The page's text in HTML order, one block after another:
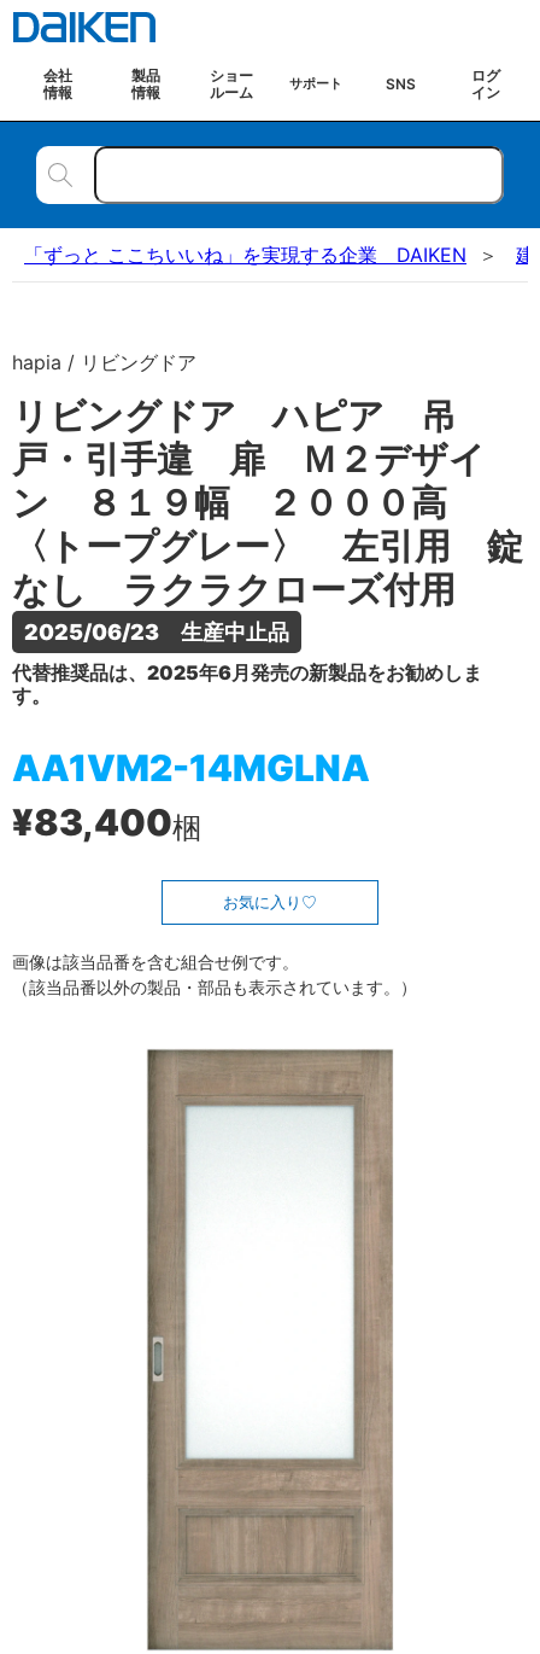
会社
情報
製品
情報
ショー
ルーム
サポート SNS
ログ
イン
「ずっと ここちいいね」を実現する企業 DAIKEN 建
hapia / リビングドア
リビングドア ハピア 吊
戸・引手違 扉 Ｍ２デザイ
ン ８１９幅 ２０００高
〈トープグレー〉 左引用 錠
なし ラクラクローズ付用
2025/06/23　生産中止品
代替推奨品は、2025年6月発売の新製品をお勧めしま
す。
AA1VM2-14MGLNA
¥83,400梱
お気に入り
画像は該当品番を含む組合せ例です。
（該当品番以外の製品・部品も表示されています。）